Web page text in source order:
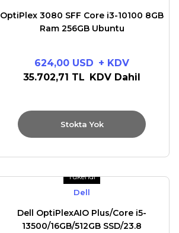
OptiPlex 3080 SFF Core i3-10100 8GB
Ram 256GB Ubuntu
624,00 USD + KDV
35.702,71 TL KDV Dahil
Stokta Yok
Tükendi
Dell
Dell OptiPlexAIO Plus/Core i5-
13500/16GB/512GB SSD/23.8